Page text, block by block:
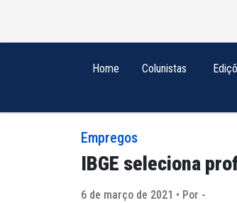
Home Colunistas
Empregos
IBGE seleciona
6 de março de 2021 • Por -